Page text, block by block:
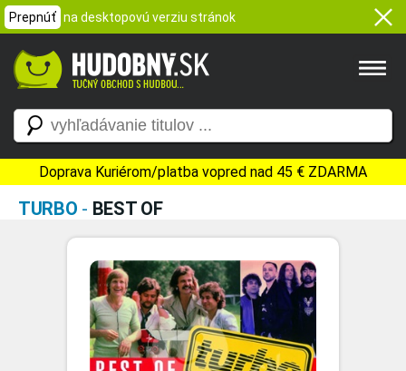
Prepnúť na desktopovú verziu stránok
Doprava Kuriérom/platba vopred nad 45 € ZDARMA
TURBO - BEST OF